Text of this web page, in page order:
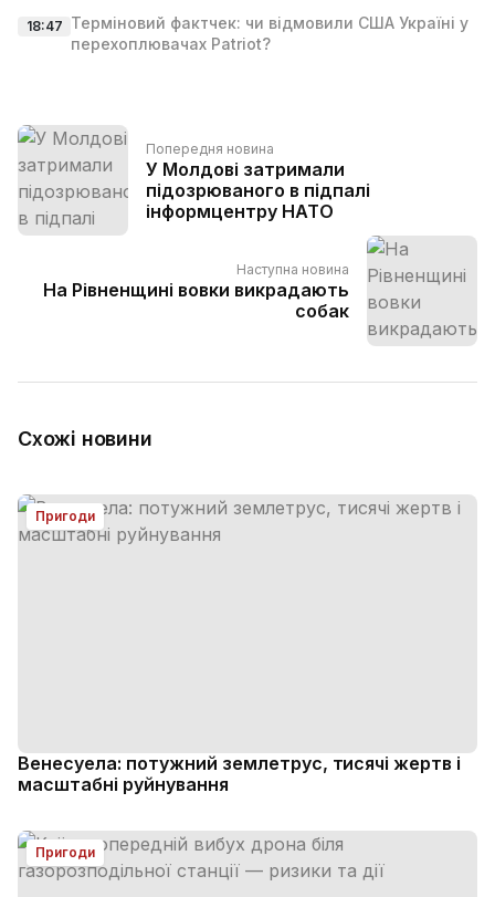
18:47 Терміновий фактчек: чи відмовили США Україні у
перехоплювачах Patriot?
Попередня новина
У Молдові затримали
підозрюваного в підпалі
інформцентру НАТО
Наступна новина
На Рівненщині вовки викрадають
собак
Схожі новини
Пригоди
Венесуела: потужний землетрус, тисячі жертв і
масштабні руйнування
Пригоди